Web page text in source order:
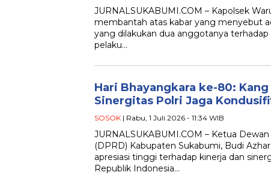
JURNALSUKABUMI.COM – Kapolsek
membantah atas kabar yang menyebut
yang dilakukan dua anggotanya
pelaku…
Hari Bhayangkara ke-80:
Sinergitas Polri Jaga
SOSOK | Rabu, 1 Juli 2026 - 11:34 WIB
JURNALSUKABUMI.COM – Ketua
(DPRD) Kabupaten Sukabumi, Budi
apresiasi tinggi terhadap kinerja dan
Republik Indonesia…